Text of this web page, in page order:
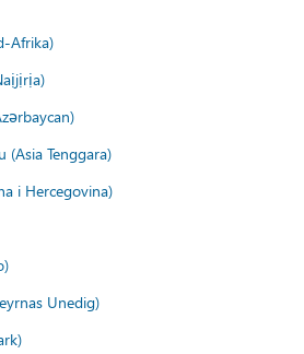
Afrika)
(Asia Tenggara)
i Hercegovina)
Unedig)